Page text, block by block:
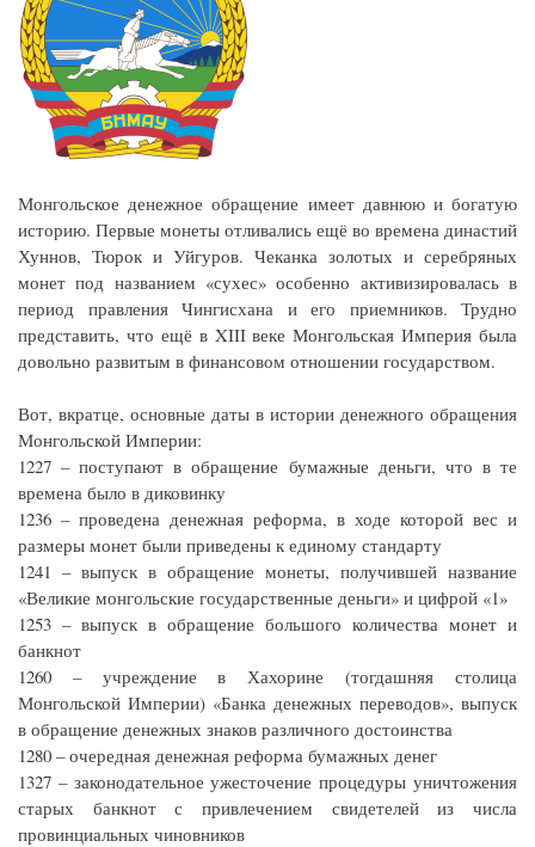
Монгольское денежное обращение имеет давнюю и богатую
историю. Первые монеты отливались ещё во времена династий
Хуннов, Тюрок и Уйгуров. Чеканка золотых и серебряных
монет под названием «сухес» особенно активизировалась в
период правления Чингисхана и его приемников. Трудно
представить, что ещё в XIII веке Монгольская Империя была
довольно развитым в финансовом отношении государством.
Вот, вкратце, основные даты в истории денежного обращения
Монгольской Империи:
1227 – поступают в обращение бумажные деньги, что в те
времена было в диковинку
1236 – проведена денежная реформа, в ходе которой вес и
размеры монет были приведены к единому стандарту
1241 – выпуск в обращение монеты, получившей название
«Великие монгольские государственные деньги» и цифрой «1»
1253 – выпуск в обращение большого количества монет и
банкнот
1260 – учреждение в Хахорине (тогдашняя столица
Монгольской Империи) «Банка денежных переводов», выпуск
в обращение денежных знаков различного достоинства
1280 – очередная денежная реформа бумажных денег
1327 – законодательное ужесточение процедуры уничтожения
старых банкнот с привлечением свидетелей из числа
провинциальных чиновников